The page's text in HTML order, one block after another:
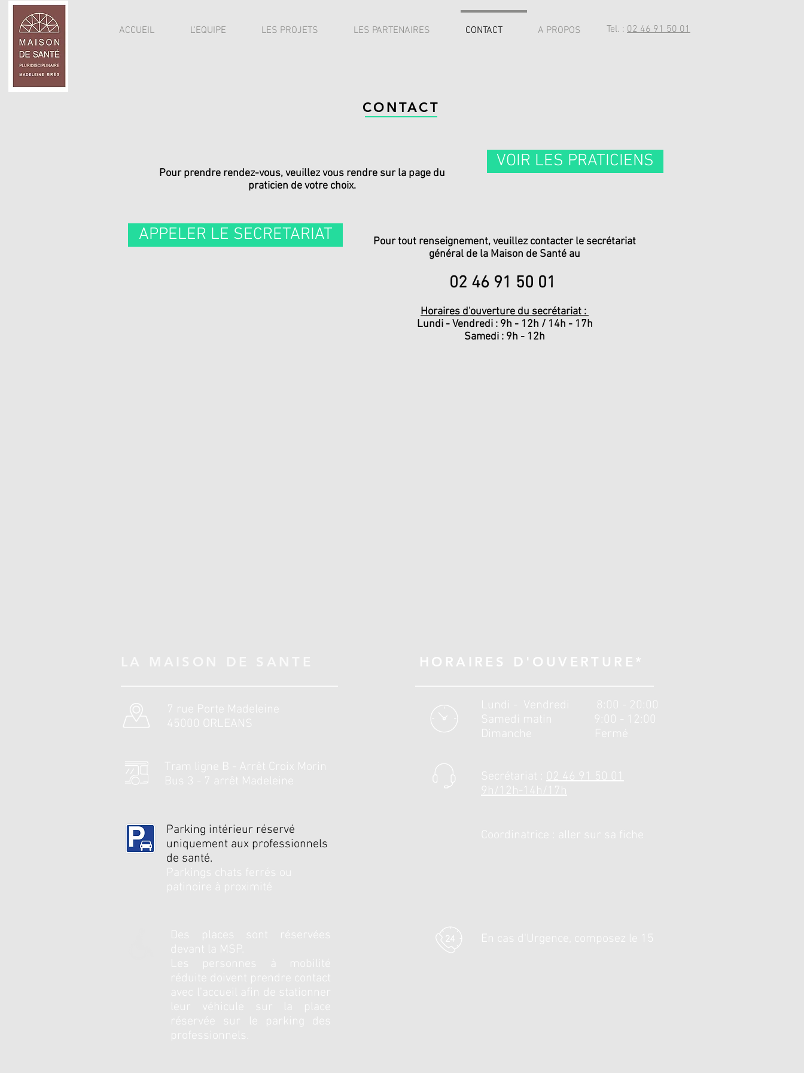
ACCUEIL L'EQUIPE LES PROJETS LES PARTENAIRES CONTACT A PROPOS Tel. : 02 46 91 50 01
CONTACT
Pour prendre rendez-vous, veuillez vous rendre sur la page du
praticien de votre choix.
VOIR LES PRATICIENS
APPELER LE SECRETARIAT
Pour tout renseignement, veuillez contacter le secrétariat
général de la Maison de Santé au
02 46 91 50 01
Horaires d'ouverture du secrétariat :
Lundi - Vendredi : 9h - 12h / 14h - 17h
Samedi : 9h - 12h
7 rue Porte Madeleine
45000 ORLEANS
Tram ligne B - Arrêt Croix Morin
Bus 3 - 7 arrêt Madeleine
Parking intérieur réservé
uniquement aux professionnels
de santé.
Parkings chats ferrés ou
patinoire à proximité
HORAIRES D'OUVERTURE*
Lundi - Vendredi 8:00 - 20:00
Samedi matin 9:00 - 12:00
Dimanche Fermé
Secrétariat : 02 46 91 50 01
9h/12h-14h/17h
Coordinatrice : aller sur sa fiche
Des places sont réservées
devant la MSP.
Les personnes à mobilité
réduite doivent prendre contact
avec l'accueil afin de stationner
leur véhicule sur la place
réservée sur le parking des
professionnels.
En cas d'Urgence, composez le 15